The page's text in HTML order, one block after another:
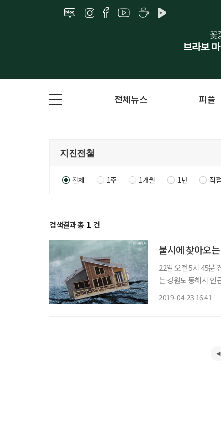
전체뉴스 피플
전체 1주 1개월 1년 직
검색결과 총 1 건
불시에 찾아오
22일 오전 5시 45분
는 강원도 동해시 인
2019-04-23 16:41